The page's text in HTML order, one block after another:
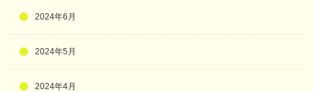
2024年6月
2024年5月
2024年4月